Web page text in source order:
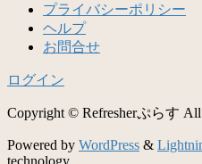
プライバシーポリシー
ヘルプ
お問合せ
ログイン
Copyright © Refresherぷらす All
Powered by WordPress &
technology.